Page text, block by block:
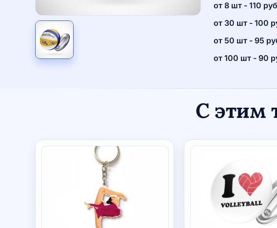
от 8 шт - 110
от 30 шт - 100
от 50 шт - 95
от 100 шт - 90
С этим